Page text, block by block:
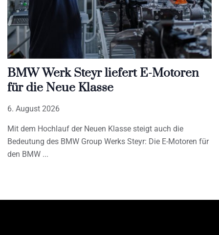
BMW Werk Steyr liefert E-Motoren
für die Neue Klasse
6. August 2026
Mit dem Hochlauf der Neuen Klasse steigt auch die
Bedeutung des BMW Group Werks Steyr: Die E-Motoren für
den BMW